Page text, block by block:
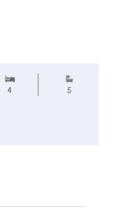
4 5